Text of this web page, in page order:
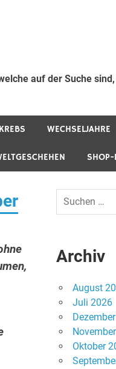
auf der Suche
KREBS WECHSELJAHRE
SHOP-
Archiv
August
Juli 2026
Oktober